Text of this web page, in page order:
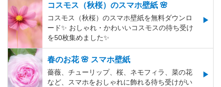
コスモス（秋桜）のスマホ壁紙 🌸
コスモス（秋桜）のスマホ壁紙を無料ダウンロ
ード✨️ おしゃれ・かわいいコスモスの待ち受け
を50枚集めました✨️
春のお花 🌸 スマホ壁紙
薔薇、チューリップ、桜、ネモフィラ、菜の花
など、スマホをおしゃれに飾れる待ち受けがい